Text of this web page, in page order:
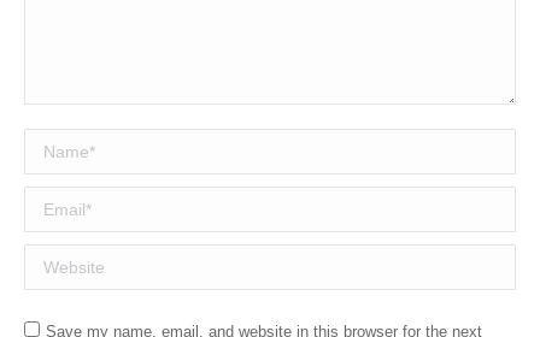
Name *
Email *
Website
Save my name, email, and website in this browser for the next